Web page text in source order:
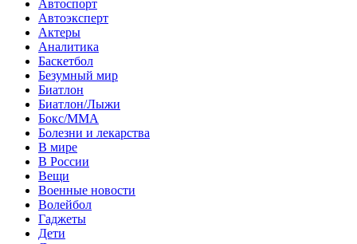
Автоспорт
Автоэксперт
Актеры
Аналитика
Баскетбол
Безумный мир
Биатлон
Биатлон/Лыжи
Бокс/MMA
Болезни и лекарства
В мире
В России
Вещи
Военные новости
Волейбол
Гаджеты
Дети